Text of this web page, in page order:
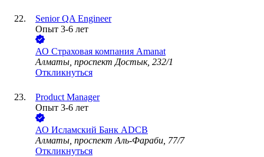
Senior QA Engineer
Опыт 3-6 лет
АО Страховая компания Amanat
Алматы, проспект Достык, 232/1
Откликнуться
Product Manager
Опыт 3-6 лет
АО Исламский Банк ADCB
Алматы, проспект Аль-Фараби, 77/7
Откликнуться